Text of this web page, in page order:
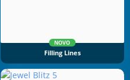
NOVO
Filling Lines